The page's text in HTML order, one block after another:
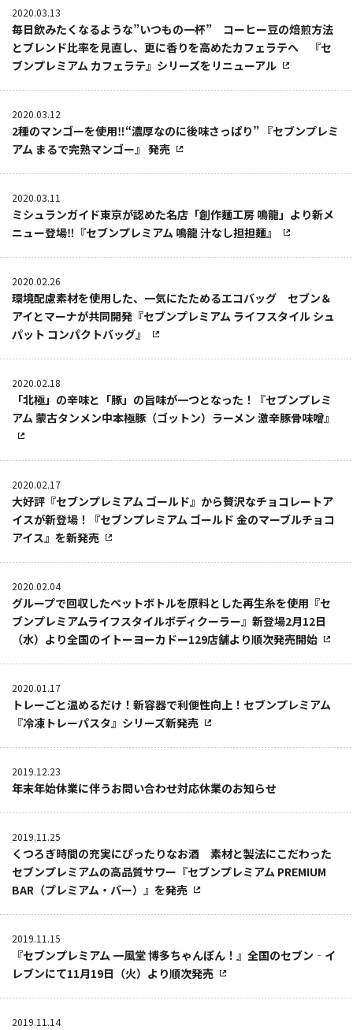
2020.03.13
毎日飲みたくなるような”いつもの一杯” コーヒー豆の焙煎方法
とブレンド比率を見直し、更に香りを高めたカフェラテへ 『セ
ブンプレミアム カフェラテ』シリーズをリニューアル
2020.03.12
2種のマンゴーを使用‼“濃厚なのに後味さっぱり” 『セブンプレミ
アム まるで完熟マンゴー』 発売
2020.03.11
ミシュランガイド東京が認めた名店「創作麺工房 鳴龍」より新メ
ニュー登場‼『セブンプレミアム 鳴龍 汁なし担担麺』
2020.02.26
環境配慮素材を使用した、一気にたためるエコバッグ セブン＆
アイとマーナが共同開発『セブンプレミアム ライフスタイル シュ
パット コンパクトバッグ』
2020.02.18
「北極」の辛味と「豚」の旨味が一つとなった！『セブンプレミ
アム 蒙古タンメン中本極豚（ゴットン）ラーメン 激辛豚骨味噌』
2020.02.17
大好評『セブンプレミアム ゴールド』から贅沢なチョコレートア
イスが新登場！『セブンプレミアム ゴールド 金のマーブルチョコ
アイス』を新発売
2020.02.04
グループで回収したペットボトルを原料とした再生糸を使用『セ
ブンプレミアムライフスタイルボディクーラー』新登場2月12日
（水）より全国のイトーヨーカドー129店舗より順次発売開始
2020.01.17
トレーごと温めるだけ！新容器で利便性向上！セブンプレミアム
『冷凍トレーパスタ』シリーズ新発売
2019.12.23
年末年始休業に伴うお問い合わせ対応休業のお知らせ
2019.11.25
くつろぎ時間の充実にぴったりなお酒 素材と製法にこだわった
セブンプレミアムの高品質サワー『セブンプレミアム PREMIUM
BAR（プレミアム・バー）』を発売
2019.11.15
『セブンプレミアム 一風堂 博多ちゃんぽん！』全国のセブン‐イ
レブンにて11月19日（火）より順次発売
2019.11.14